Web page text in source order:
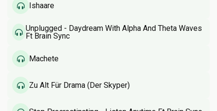
Ishaare
Unplugged - Daydream With Alpha And Theta Waves
Ft Brain Sync
Machete
Zu Alt Für Drama (Der Skyper)